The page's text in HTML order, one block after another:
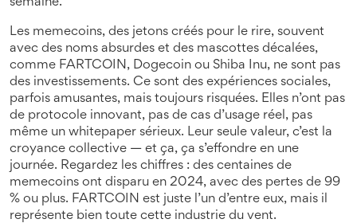
semaine.
Les memecoins, des jetons créés pour le rire, souvent
avec des noms absurdes et des mascottes décalées,
comme FARTCOIN, Dogecoin ou Shiba Inu, ne sont pas
des investissements. Ce sont des expériences sociales,
parfois amusantes, mais toujours risquées. Elles n’ont pas
de protocole innovant, pas de cas d’usage réel, pas
même un whitepaper sérieux. Leur seule valeur, c’est la
croyance collective — et ça, ça s’effondre en une
journée. Regardez les chiffres : des centaines de
memecoins ont disparu en 2024, avec des pertes de 99
% ou plus. FARTCOIN est juste l’un d’entre eux, mais il
représente bien toute cette industrie du vent.